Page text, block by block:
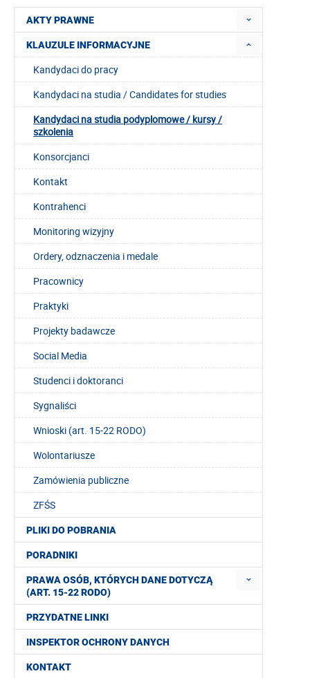
AKTY PRAWNE
KLAUZULE INFORMACYJNE
Kandydaci do pracy
Kandydaci na studia / Candidates for studies
Kandydaci na studia podyplomowe / kursy /
szkolenia
Konsorcjanci
Kontakt
Kontrahenci
Monitoring wizyjny
Ordery, odznaczenia i medale
Pracownicy
Praktyki
Projekty badawcze
Social Media
Studenci i doktoranci
Sygnaliści
Wnioski (art. 15-22 RODO)
Wolontariusze
Zamówienia publiczne
ZFŚS
PLIKI DO POBRANIA
PORADNIKI
PRAWA OSÓB, KTÓRYCH DANE DOTYCZĄ
(ART. 15-22 RODO)
PRZYDATNE LINKI
INSPEKTOR OCHRONY DANYCH
KONTAKT